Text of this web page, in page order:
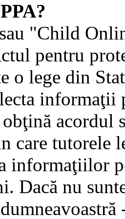
"Child
pentru
o lege din
informaţii
obţină acordul
care tutorele
informaţiilor
Dacă nu